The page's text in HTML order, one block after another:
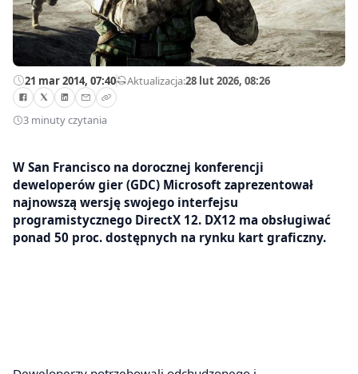
21 mar 2014, 07:40—Aktualizacja:28 lut 2026, 08:26
3 minuty czytania
W San Francisco na dorocznej konferencji
deweloperów gier (GDC) Microsoft zaprezentował
najnowszą wersję swojego interfejsu
programistycznego DirectX 12. DX12 ma obsługiwać
ponad 50 proc. dostępnych na rynku kart graficzny.